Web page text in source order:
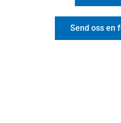
Send oss en